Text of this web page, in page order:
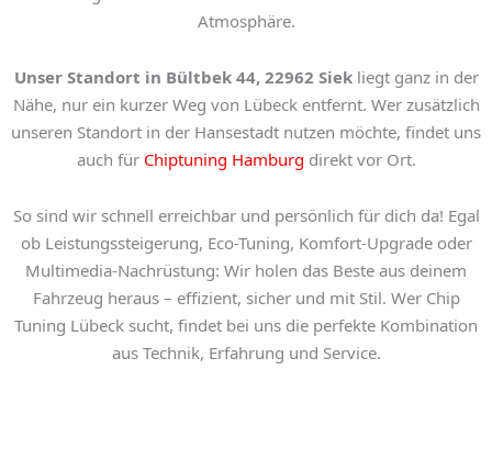
Atmosphäre.
Unser Standort in Bültbek 44, 22962 Siekliegt ganz in der
Nähe, nur ein kurzer Weg von Lübeck entfernt. Wer zusätzlich
unseren Standort in der Hansestadt nutzen möchte, findet uns
auch für Chiptuning Hamburg direkt vor Ort.
So sind wir schnell erreichbar und persönlich für dich da! Egal
ob Leistungssteigerung, Eco-Tuning, Komfort-Upgrade oder
Multimedia-Nachrüstung: Wir holen das Beste aus deinem
Fahrzeug heraus – effizient, sicher und mit Stil. Wer Chip
Tuning Lübeck sucht, findet bei uns die perfekte Kombination
aus Technik, Erfahrung und Service.